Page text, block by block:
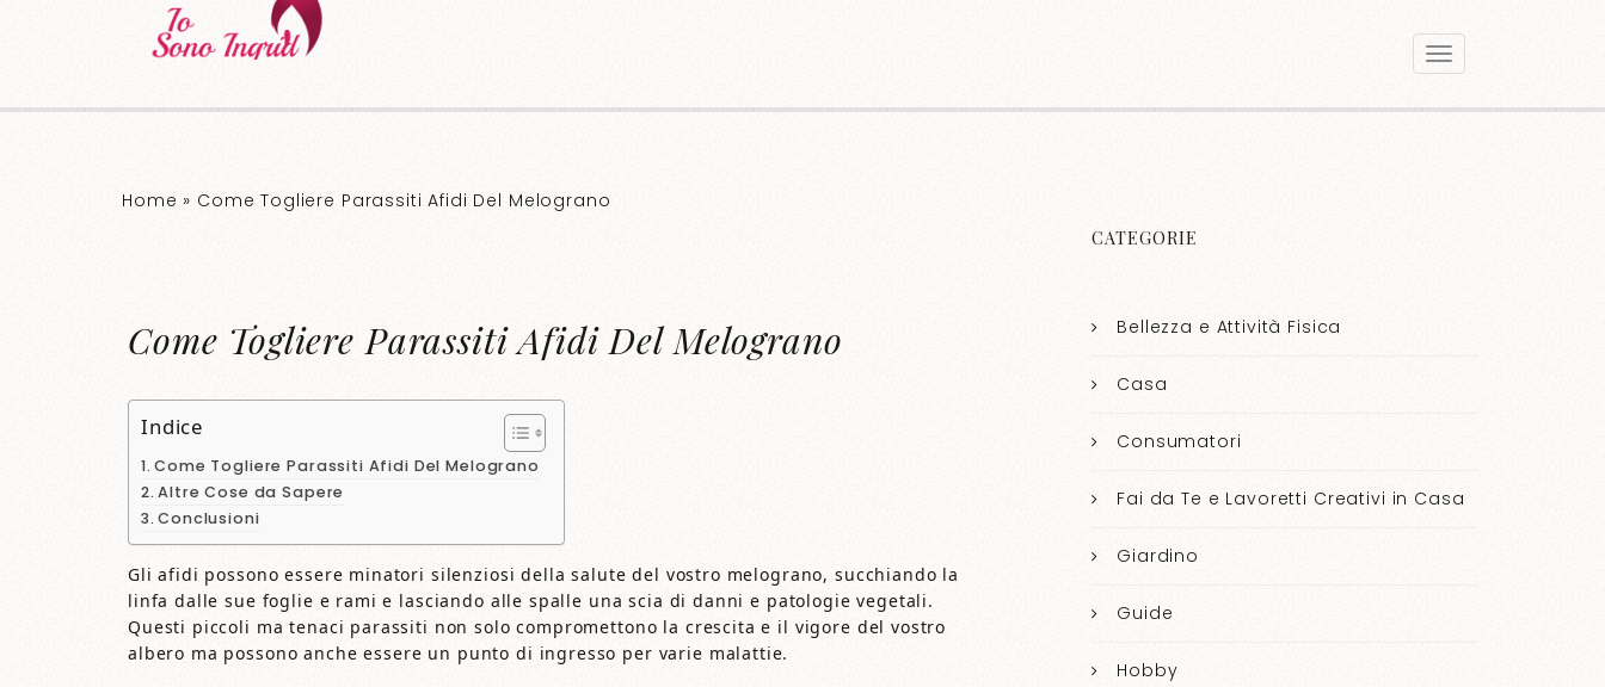
Home » Come Togliere Parassiti Afidi Del Melograno
Come Togliere Parassiti Afidi Del Melograno
Indice
Come Togliere Parassiti Afidi Del Melograno
Altre Cose da Sapere
Conclusioni
Gli afidi possono essere minatori silenziosi della salute del vostro melograno, succhiando la
linfa dalle sue foglie e rami e lasciando alle spalle una scia di danni e patologie vegetali.
Questi piccoli ma tenaci parassiti non solo compromettono la crescita e il vigore del vostro
albero ma possono anche essere un punto di ingresso per varie malattie.
CATEGORIE
Bellezza e Attività Fisica
Casa
Consumatori
Fai da Te e Lavoretti Creativi in Casa
Giardino
Guide
Hobby